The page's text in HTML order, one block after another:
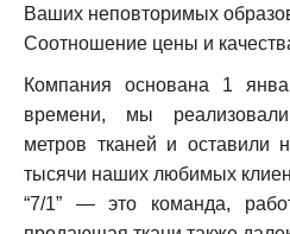
Ваших неповторимых
Соотношение цены и
Компания основана 1
времени, мы
метров тканей и оставили
тысячи наших любимых
“7/1” — это команда,